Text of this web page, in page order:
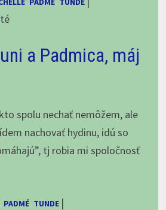
na
slnenie:
Padmé)
a Padmica, máj
spolu nechať nemôžem, ale
nachovať hydinu, idú so
tj robia mi spoločnosť
PADMÉ, TUNDE |